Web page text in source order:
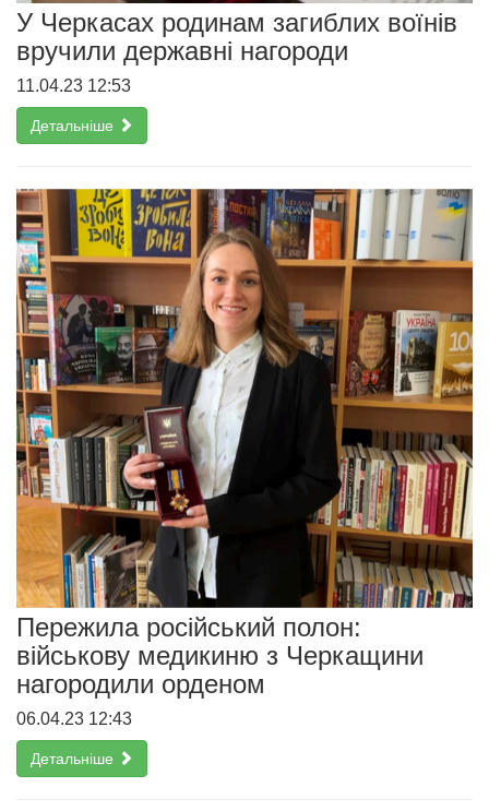
У Черкасах родинам загиблих воїнів
вручили державні нагороди
11.04.23 12:53
Детальніше
Пережила російський полон:
військову медикиню з Черкащини
нагородили орденом
06.04.23 12:43
Детальніше